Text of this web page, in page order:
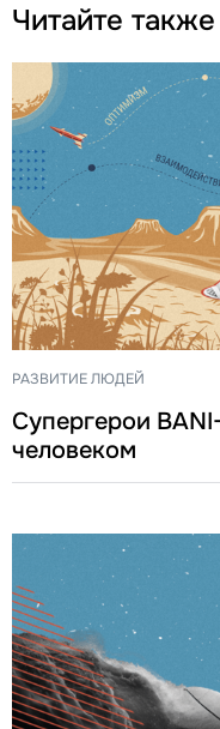
Читайте
РАЗВИТИЕ ЛЮДЕЙ
Супергерои
человеком